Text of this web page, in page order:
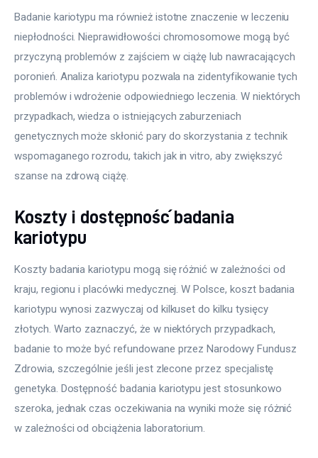
Badanie kariotypu ma również istotne znaczenie w leczeniu
niepłodności. Nieprawidłowości chromosomowe mogą być
przyczyną problemów z zajściem w ciążę lub nawracających
poronień. Analiza kariotypu pozwala na zidentyfikowanie tych
problemów i wdrożenie odpowiedniego leczenia. W niektórych
przypadkach, wiedza o istniejących zaburzeniach
genetycznych może skłonić pary do skorzystania z technik
wspomaganego rozrodu, takich jak in vitro, aby zwiększyć
szanse na zdrową ciążę.
Koszty i dostępność badania
kariotypu
Koszty badania kariotypu mogą się różnić w zależności od
kraju, regionu i placówki medycznej. W Polsce, koszt badania
kariotypu wynosi zazwyczaj od kilkuset do kilku tysięcy
złotych. Warto zaznaczyć, że w niektórych przypadkach,
badanie to może być refundowane przez Narodowy Fundusz
Zdrowia, szczególnie jeśli jest zlecone przez specjalistę
genetyka. Dostępność badania kariotypu jest stosunkowo
szeroka, jednak czas oczekiwania na wyniki może się różnić
w zależności od obciążenia laboratorium.